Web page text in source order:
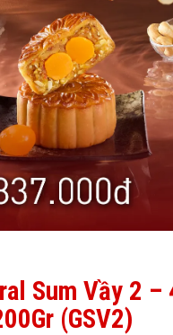
Sum Vầy 2 –
(GSV2)